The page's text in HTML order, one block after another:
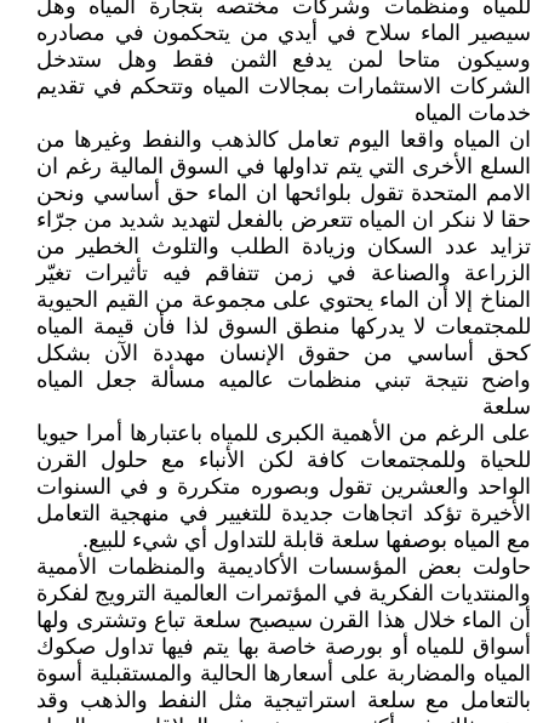
للمياه ومنظمات وشركات مختصه بتجارة المياه وهل
سيصير الماء سلاح في أيدي من يتحكمون في مصادره
وسيكون متاحا لمن يدفع الثمن فقط وهل ستدخل
الشركات الاستثمارات بمجالات المياه وتتحكم في تقديم
خدمات المياه
ان المياه واقعا اليوم تعامل كالذهب والنفط وغيرها من
السلع الأخرى التي يتم تداولها في السوق المالية رغم ان
الامم المتحدة تقول بلوائحها ان الماء حق أساسي ونحن
حقا لا ننكر ان المياه تتعرض بالفعل لتهديد شديد من جرّاء
تزايد عدد السكان وزيادة الطلب والتلوث الخطير من
الزراعة والصناعة في زمن تتفاقم فيه تأثيرات تغيّر
المناخ إلا أن الماء يحتوي على مجموعة من القيم الحيوية
للمجتمعات لا يدركها منطق السوق لذا فأن قيمة المياه
كحق أساسي من حقوق الإنسان مهددة الآن بشكل
واضح نتيجة تبني منظمات عالميه مسألة جعل المياه
سلعة
على الرغم من الأهمية الكبرى للمياه باعتبارها أمرا حيويا
للحياة وللمجتمعات كافة لكن الأنباء مع حلول القرن
الواحد والعشرين تقول وبصوره متكررة و في السنوات
الأخيرة تؤكد اتجاهات جديدة للتغيير في منهجية التعامل
مع المياه بوصفها سلعة قابلة للتداول أي شيء للبيع.
حاولت بعض المؤسسات الأكاديمية والمنظمات الأممية
والمنتديات الفكرية في المؤتمرات العالمية الترويج لفكرة
أن الماء خلال هذا القرن سيصبح سلعة تباع وتشترى ولها
أسواق للمياه أو بورصة خاصة بها يتم فيها تداول صكوك
المياه والمضاربة على أسعارها الحالية والمستقبلية أسوة
بالتعامل مع سلعة استراتيجية مثل النفط والذهب وقد